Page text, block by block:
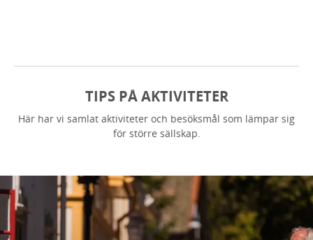
TIPS PÅ AKTIVITETER
Här har vi samlat aktiviteter och besöksmål som lämpar sig
för större sällskap.